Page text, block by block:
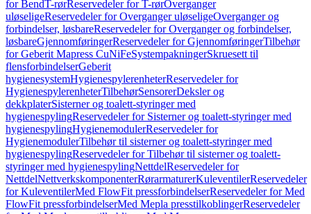
for BendT-rørReservedeler for T-rørOverganger
uløseligeReservedeler for Overganger uløseligeOverganger og
forbindelser, løsbareReservedeler for Overganger og forbindelser,
løsbareGjennomføringerReservedeler for GjennomføringerTilbehør
for Geberit Mapress CuNiFeSystempakningerSkruesett til
flensforbindelserGeberit
hygienesystemHygienespylerenheterReservedeler for
HygienespylerenheterTilbehørSensorerDeksler og
dekkplaterSisterner og toalett-styringer med
hygienespylingReservedeler for Sisterner og toalett-styringer med
hygienespylingHygienemodulerReservedeler for
HygienemodulerTilbehør til sisterner og toalett-styringer med
hygienespylingReservedeler for Tilbehør til sisterner og toalett-
styringer med hygienespylingNettdelReservedeler for
NettdelNettverkskomponenterRørarmaturerKuleventilerReservedeler
for KuleventilerMed FlowFit pressforbindelserReservedeler for Med
FlowFit pressforbindelserMed Mepla presstilkoblingerReservedeler